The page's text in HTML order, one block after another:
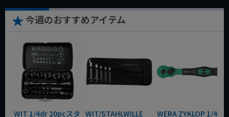
今週のおすすめアイテム
WIT 1/4dr 20pcスタ WIT/STAHLWILLE
WERA ZYKLOP 1/4"